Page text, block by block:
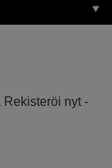
Rekisteröi nyt -